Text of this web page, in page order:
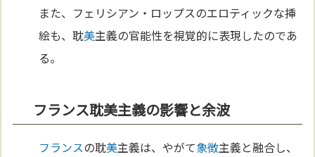
また、フェリシアン・ロップスのエロティックな挿
絵も、耽美主義の官能性を視覚的に表現したのであ
る。
フランス耽美主義の影響と余波
フランスの耽美主義は、やがて象徴主義と融合し、